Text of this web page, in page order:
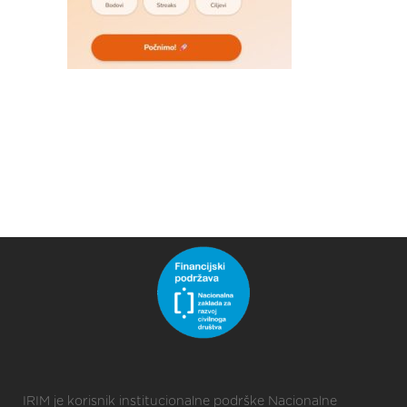
IRIM je korisnik institucionalne podrške Nacionalne